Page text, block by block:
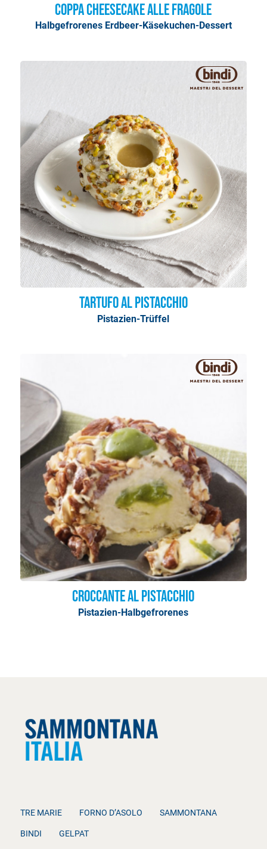
Coppa Cheesecake alle Fragole
Halbgefrorenes Erdbeer-Käsekuchen-Dessert
Tartufo al Pistacchio
Pistazien-Trüffel
Croccante al Pistacchio
Pistazien-Halbgefrorenes
TRE MARIE FORNO D’ASOLO SAMMONTANA
BINDI GELPAT